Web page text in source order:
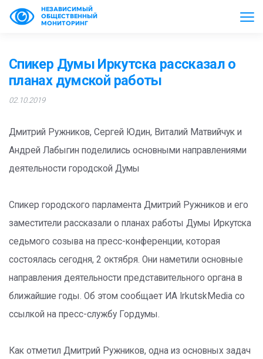
НЕЗАВИСИМЫЙ
ОБЩЕСТВЕННЫЙ
МОНИТОРИНГ
Спикер Думы Иркутска рассказал о
планах думской работы
02.10.2019
Дмитрий Ружников, Сергей Юдин, Виталий Матвийчук и
Андрей Лабыгин поделились основными направлениями
деятельности городской Думы
Спикер городского парламента Дмитрий Ружников и его
заместители рассказали о планах работы Думы Иркутска
седьмого созыва на пресс-конференции, которая
состоялась сегодня, 2 октября. Они наметили основные
направления деятельности представительного органа в
ближайшие годы. Об этом сообщает ИА IrkutskMedia со
ссылкой на пресс-службу Гордумы.
Как отметил Дмитрий Ружников, одна из основных задач